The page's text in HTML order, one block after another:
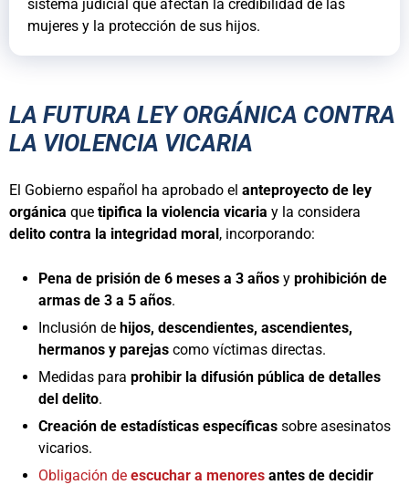
sistema judicial que afectan la credibilidad de las
mujeres y la protección de sus hijos.
LA FUTURA LEY ORGÁNICA CONTRA
LA VIOLENCIA VICARIA
El Gobierno español ha aprobado el anteproyecto de ley
orgánica que tipifica la violencia vicaria y la considera
delito contra la integridad moral, incorporando:
Pena de prisión de 6 meses a 3 años y prohibición de
armas de 3 a 5 años.
Inclusión de hijos, descendientes, ascendientes,
hermanos y parejas como víctimas directas.
Medidas para prohibir la difusión pública de detalles
del delito.
Creación de estadísticas específicas sobre asesinatos
vicarios.
Obligación de escuchar a menores antes de decidir